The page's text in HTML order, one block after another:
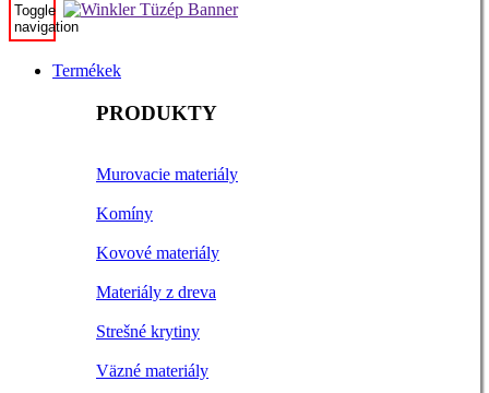
Toggle
navigation
Termékek
PRODUKTY
Murovacie materiály
Komíny
Kovové materiály
Materiály z dreva
Strešné krytiny
Väzné materiály